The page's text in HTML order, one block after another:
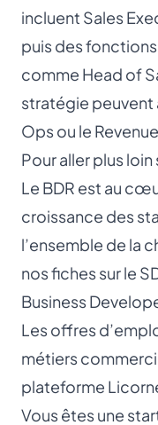
incluent Sales
puis des
comme Head of
stratégie peuvent
Ops ou le
Pour aller plus loin
Le BDR est au
croissance des
l’ensemble de la
nos fiches sur le
Business
Les offres
métiers
plateforme
Vous êtes une